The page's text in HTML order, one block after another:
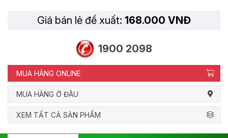
Giá bán lẻ đề xuất: 168.000 VNĐ
1900 2098
MUA HÀNG ONLINE
MUA HÀNG Ở ĐÂU
XEM TẤT CẢ SẢN PHẨM